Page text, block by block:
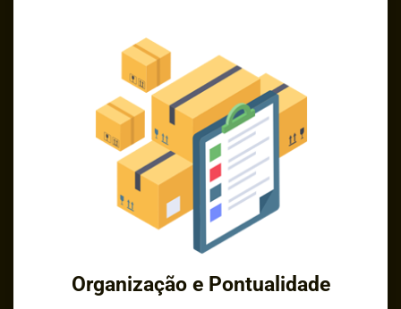
Organização e Pontualidade